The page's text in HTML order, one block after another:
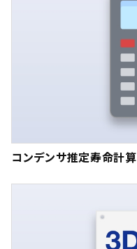
コンデンサ推定寿命計算